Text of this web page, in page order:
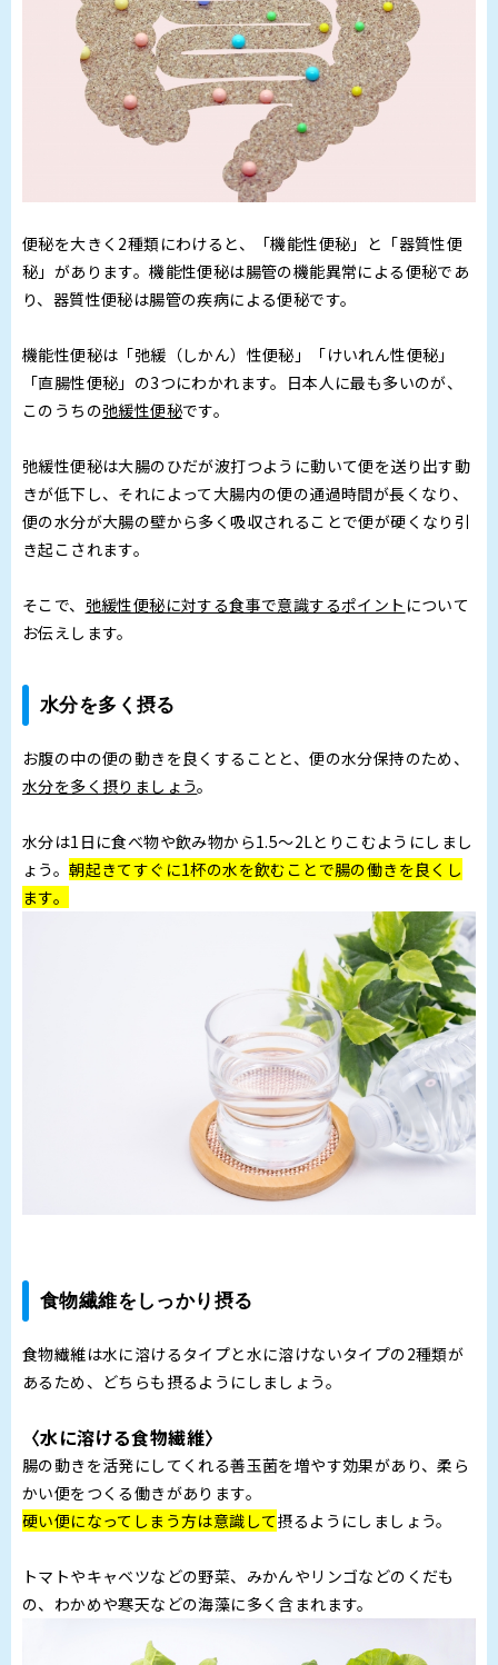
便秘を大きく2種類にわけると、「機能性便秘」と「器質性便
秘」があります。機能性便秘は腸管の機能異常による便秘であ
り、器質性便秘は腸管の疾病による便秘です。
機能性便秘は「弛緩（しかん）性便秘」「けいれん性便秘」
「直腸性便秘」の3つにわかれます。日本人に最も多いのが、
このうちの弛緩性便秘です。
弛緩性便秘は大腸のひだが波打つように動いて便を送り出す動
きが低下し、それによって大腸内の便の通過時間が長くなり、
便の水分が大腸の壁から多く吸収されることで便が硬くなり引
き起こされます。
そこで、 弛緩性便秘に対する食事で意識するポイント について
お伝えします。
水分を多く摂る
お腹の中の便の動きを良くすることと、便の水分保持のため、
水分を多く摂りましょう。
水分は1日に食べ物や飲み物から1.5～2Lとりこむようにしまし
ょう。朝起きてすぐに1杯の水を飲むことで腸の働きを良くし
ます。
食物繊維をしっかり摂る
食物繊維は水に溶けるタイプと水に溶けないタイプの2種類が
あるため、どちらも摂るようにしましょう。
〈水に溶ける食物繊維〉
腸の動きを活発にしてくれる善玉菌を増やす効果があり、柔ら
かい便をつくる働きがあります。
硬い便になってしまう方は意識して摂るようにしましょう。
トマトやキャベツなどの野菜、みかんやリンゴなどのくだも
の、わかめや寒天などの海藻に多く含まれます。